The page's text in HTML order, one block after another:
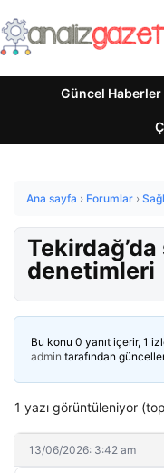
Güncel Haberler
Ana sayfa › Forumlar ›
denetimleri
Bu konu 0 yanıt içerir, 1
admin tarafından
1 yazı görüntüleniyor
13/06/2026: 3:42 am